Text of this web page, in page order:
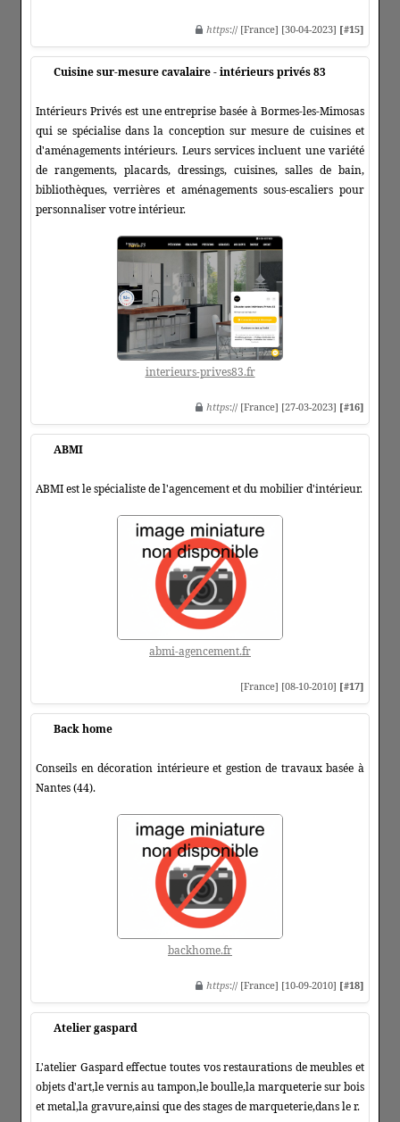
https:// [France] [30-04-2023] [#15]
Cuisine sur-mesure cavalaire - intérieurs privés 83
Intérieurs Privés est une entreprise basée à Bormes-les-Mimosas
qui se spécialise dans la conception sur mesure de cuisines et
d'aménagements intérieurs. Leurs services incluent une variété
de rangements, placards, dressings, cuisines, salles de bain,
bibliothèques, verrières et aménagements sous-escaliers pour
personnaliser votre intérieur.
interieurs-prives83.fr
https:// [France] [27-03-2023] [#16]
ABMI
ABMI est le spécialiste de l'agencement et du mobilier d'intérieur.
abmi-agencement.fr
[France] [08-10-2010] [#17]
Back home
Conseils en décoration intérieure et gestion de travaux basée à
Nantes (44).
backhome.fr
https:// [France] [10-09-2010] [#18]
Atelier gaspard
L'atelier Gaspard effectue toutes vos restaurations de meubles et
objets d'art,le vernis au tampon,le boulle,la marqueterie sur bois
et metal,la gravure,ainsi que des stages de marqueterie,dans le r.